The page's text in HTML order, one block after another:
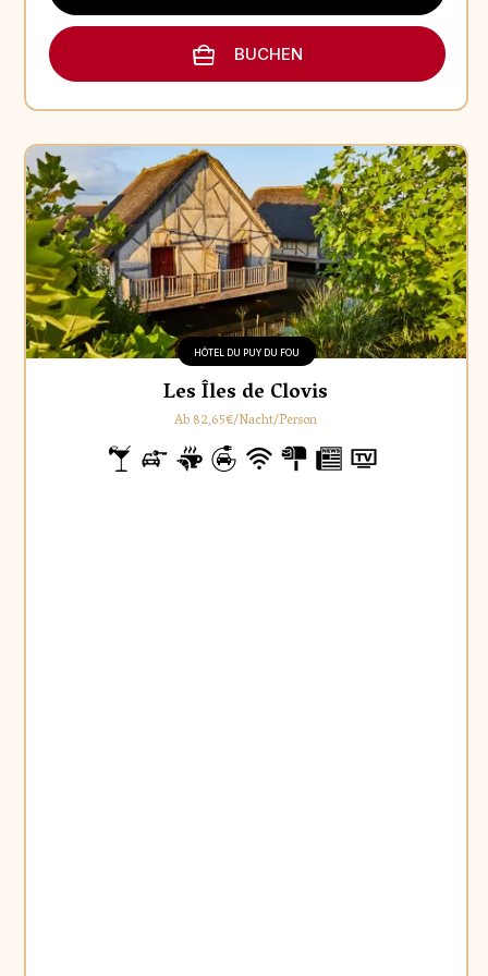
BUCHEN
HÔTEL DU PUY DU FOU
Les Îles de Clovis
Ab 82,65€/Nacht/Person